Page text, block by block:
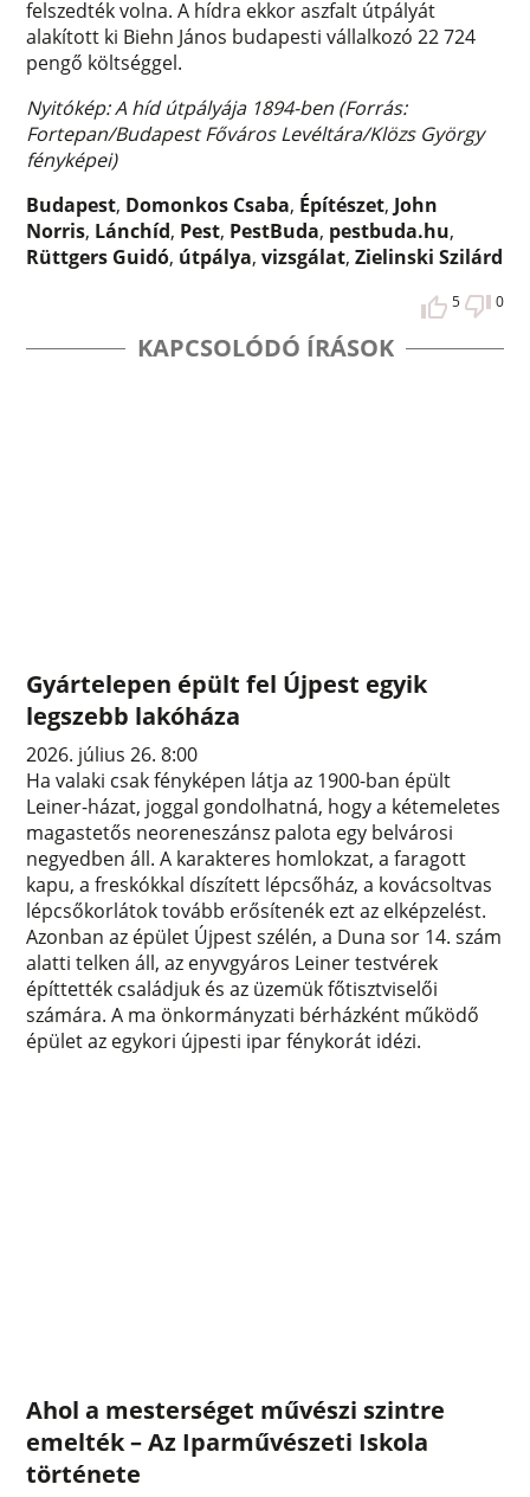
felszedték volna. A hídra ekkor aszfalt útpályát
alakított ki Biehn János budapesti vállalkozó 22 724
pengő költséggel.
Nyitókép: A híd útpályája 1894-ben (Forrás:
Fortepan/Budapest Főváros Levéltára/Klözs György
fényképei)
Budapest, Domonkos Csaba, Építészet, John
Norris, Lánchíd, Pest, PestBuda, pestbuda.hu,
Rüttgers Guidó, útpálya,vizsgálat,Zielinski Szilárd
5 0
KAPCSOLÓDÓ ÍRÁSOK
Gyártelepen épült fel Újpest egyik
legszebb lakóháza
2026. július 26. 8:00
Ha valaki csak fényképen látja az 1900-ban épült
Leiner-házat, joggal gondolhatná, hogy a kétemeletes
magastetős neoreneszánsz palota egy belvárosi
negyedben áll. A karakteres homlokzat, a faragott
kapu, a freskókkal díszített lépcsőház, a kovácsoltvas
lépcsőkorlátok tovább erősítenék ezt az elképzelést.
Azonban az épület Újpest szélén, a Duna sor 14. szám
alatti telken áll, az enyvgyáros Leiner testvérek
építtették családjuk és az üzemük főtisztviselői
számára. A ma önkormányzati bérházként működő
épület az egykori újpesti ipar fénykorát idézi.
Ahol a mesterséget művészi szintre
emelték – Az Iparművészeti Iskola
története